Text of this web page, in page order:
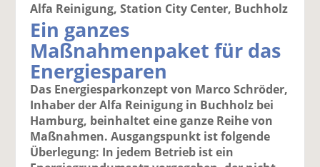
Alfa Reinigung, Station City Center, Buchholz
Ein ganzes
Maßnahmenpaket für das
Energiesparen
Das Energiesparkonzept von Marco Schröder,
Inhaber der Alfa Reinigung in Buchholz bei
Hamburg, beinhaltet eine ganze Reihe von
Maßnahmen. Ausgangspunkt ist folgende
Überlegung: In jedem Betrieb ist ein